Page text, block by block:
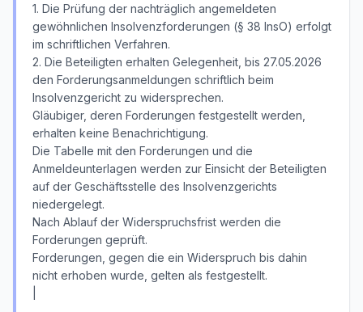
1. Die Prüfung der nachträglich angemeldeten
gewöhnlichen Insolvenzforderungen (§ 38 InsO) erfolgt
im schriftlichen Verfahren.
2. Die Beteiligten erhalten Gelegenheit, bis 27.05.2026
den Forderungsanmeldungen schriftlich beim
Insolvenzgericht zu widersprechen.
Gläubiger, deren Forderungen festgestellt werden,
erhalten keine Benachrichtigung.
Die Tabelle mit den Forderungen und die
Anmeldeunterlagen werden zur Einsicht der Beteiligten
auf der Geschäftsstelle des Insolvenzgerichts
niedergelegt.
Nach Ablauf der Widerspruchsfrist werden die
Forderungen geprüft.
Forderungen, gegen die ein Widerspruch bis dahin
nicht erhoben wurde, gelten als festgestellt.